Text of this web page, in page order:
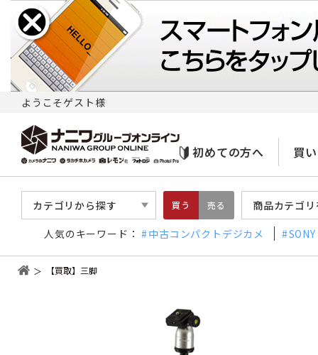
ようこそゲスト様
初めての方へ 買
カテゴリから探す 買う 売る 商品カテゴ
人気のキーワード： 中古コンパクトデジカメ
【買取】三脚